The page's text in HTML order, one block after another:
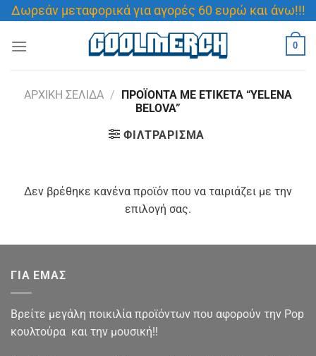
Μετάβαση
στο
περιεχόμενο
Δωρεάν μεταφορικά για αγορές 60 ευρώ και άνω!!!
0
ΑΡΧΙΚΉ ΣΕΛΊΔΑ / ΠΡΟΪΌΝΤΑ ΜΕ ΕΤΙΚΈΤΑ “YELENA
BELOVA”
ΦΙΛΤΡΆΡΙΣΜΑ
Δεν βρέθηκε κανένα προϊόν που να ταιριάζει με την
επιλογή σας.
ΓΙΑ ΕΜΑΣ
Βρείτε μεγάλη ποικιλία προϊόντων που αφορούν την Pop
κουλτούρα και την μουσική!!